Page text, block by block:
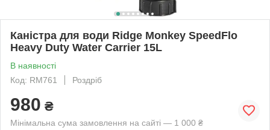
Каністра для води Ridge Monkey SpeedFlo
Heavy Duty Water Carrier 15L
В наявності
Код: RM761
Роздріб
980 ₴
Мінімальна сума замовлення на сайті — 1 000 ₴